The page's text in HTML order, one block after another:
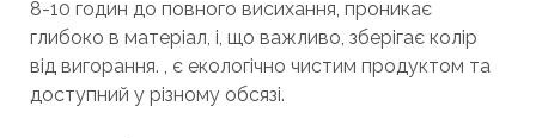
8-10 годин до повного висихання, проникає
глибоко в матеріал, і, що важливо, зберігає колір
від вигорання. , є екологічно чистим продуктом та
доступний у різному обсязі.